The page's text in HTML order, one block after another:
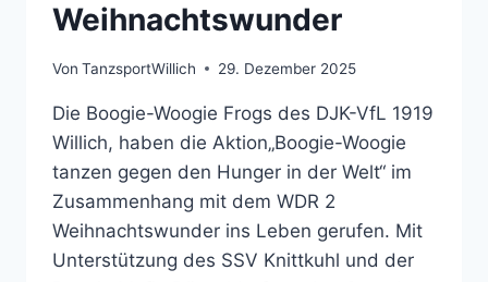
Weihnachtswunder
Von TanzsportWillich 29. Dezember 2025
Die Boogie-Woogie Frogs des DJK-VfL 1919
Willich, haben die Aktion„Boogie-Woogie
tanzen gegen den Hunger in der Welt“ im
Zusammenhang mit dem WDR 2
Weihnachtswunder ins Leben gerufen. Mit
Unterstützung des SSV Knittkuhl und der